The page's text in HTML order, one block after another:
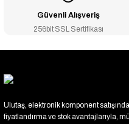
Güvenli Alışveriş
256bit SSL Sertifikası
Ulutaş, elektronik komponent
fiyatlandırma ve stok avantajlarıyla,